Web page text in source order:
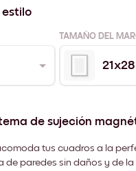
estilo
TAMAÑO DEL
de sujeción
tus cuadros a la
de paredes sin daños y de